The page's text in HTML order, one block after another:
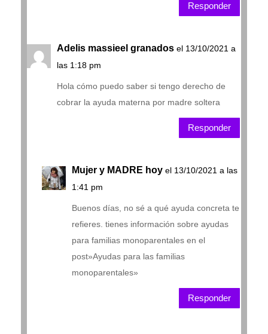
Responder
Adelis massieel granados el 13/10/2021 a
las 1:18 pm
Hola cómo puedo saber si tengo derecho de
cobrar la ayuda materna por madre soltera
Responder
Mujer y MADRE hoy el 13/10/2021 a las
1:41 pm
Buenos días, no sé a qué ayuda concreta te
refieres. tienes información sobre ayudas
para familias monoparentales en el
post»Ayudas para las familias
monoparentales»
Responder